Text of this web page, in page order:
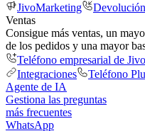
JivoMarketing
Ventas
Consigue más ventas, un
de los pedidos y una mayor
Teléfono empresarial de
Integraciones
Teléfono
Agente de IA
Gestiona las preguntas
más frecuentes
WhatsApp